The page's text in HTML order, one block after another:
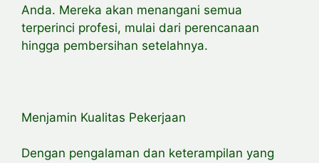
Anda. Mereka akan menangani semua
terperinci profesi, mulai dari perencanaan
hingga pembersihan setelahnya.
Menjamin Kualitas Pekerjaan
Dengan pengalaman dan keterampilan yang